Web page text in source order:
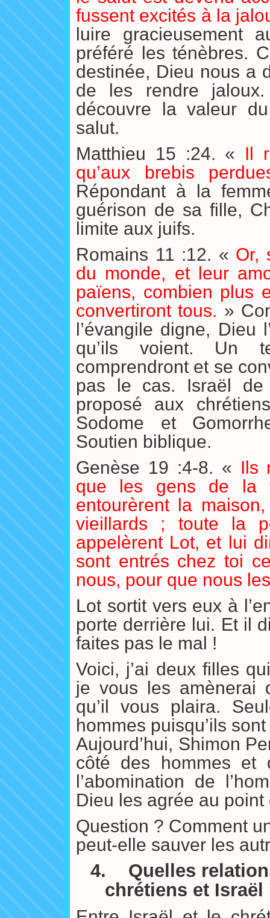
fussent excités à la
luire gracieusement
préféré les ténèbres.
destinée, Dieu nous a
de les rendre
découvre la valeur
salut.
Matthieu 15 :24. « Il
qu’aux brebis
Répondant à la
guérison de sa fille,
limite aux juifs.
Romains 11 :12. « Or,
du monde, et leur
païens, combien plus
convertiront tous. »
l’évangile digne, Dieu
qu’ils voient. Un
comprendront et se
pas le cas. Israël de
proposé aux
Sodome et
Soutien biblique.
Genèse 19 :4-8. « Ils
que les gens de la
entourèrent la
vieillards ; toute la
appelèrent Lot, et lui
sont entrés chez toi
nous, pour que nous
Lot sortit vers eux à
porte derrière lui. Et il
faites pas le mal !
Voici, j’ai deux filles
je vous les amènerai
qu’il vous plaira.
hommes puisqu’ils
Aujourd’hui, Shimon
côté des hommes et
l’abomination de
Dieu les agrée au point
Question ? Comment
peut-elle sauver les
4.
Quelles
chrétiens et Israël